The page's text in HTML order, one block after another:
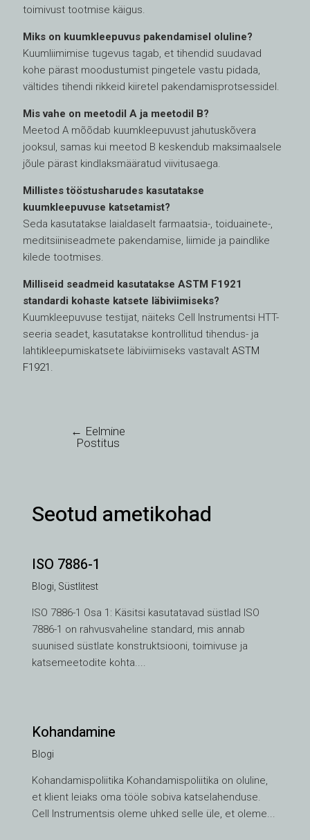
toimivust tootmise käigus.
Miks on kuumkleepuvus pakendamisel oluline?
Kuumliimimise tugevus tagab, et tihendid suudavad
kohe pärast moodustumist pingetele vastu pidada,
vältides tihendi rikkeid kiiretel pakendamisprotsessidel.
Mis vahe on meetodil A ja meetodil B?
Meetod A mõõdab kuumkleepuvust jahutuskõvera
jooksul, samas kui meetod B keskendub maksimaalsele
jõule pärast kindlaksmääratud viivitusaega.
Millistes tööstusharudes kasutatakse
kuumkleepuvuse katsetamist?
Seda kasutatakse laialdaselt farmaatsia-, toiduainete-,
meditsiiniseadmete pakendamise, liimide ja paindlike
kilede tootmises.
Milliseid seadmeid kasutatakse ASTM F1921
standardi kohaste katsete läbiviimiseks?
Kuumkleepuvuse testijat, näiteks Cell Instrumentsi HTT-
seeria seadet, kasutatakse kontrollitud tihendus- ja
lahtikleepumiskatsete läbiviimiseks vastavaltASTM
F1921
← Eelmine
Postitus
Seotud ametikohad
ISO 7886-1
Blogi Süstlitest
ISO 7886-1 Osa 1: Käsitsi kasutatavad süstlad ISO
7886-1 on rahvusvaheline standard, mis annab
suunised süstlate konstruktsiooni, toimivuse ja
katsemeetodite kohta....
Kohandamine
Blogi
Kohandamispoliitika Kohandamispoliitika on oluline,
et klient leiaks oma tööle sobiva katselahenduse.
Cell Instrumentsis oleme uhked selle üle, et oleme...
UK